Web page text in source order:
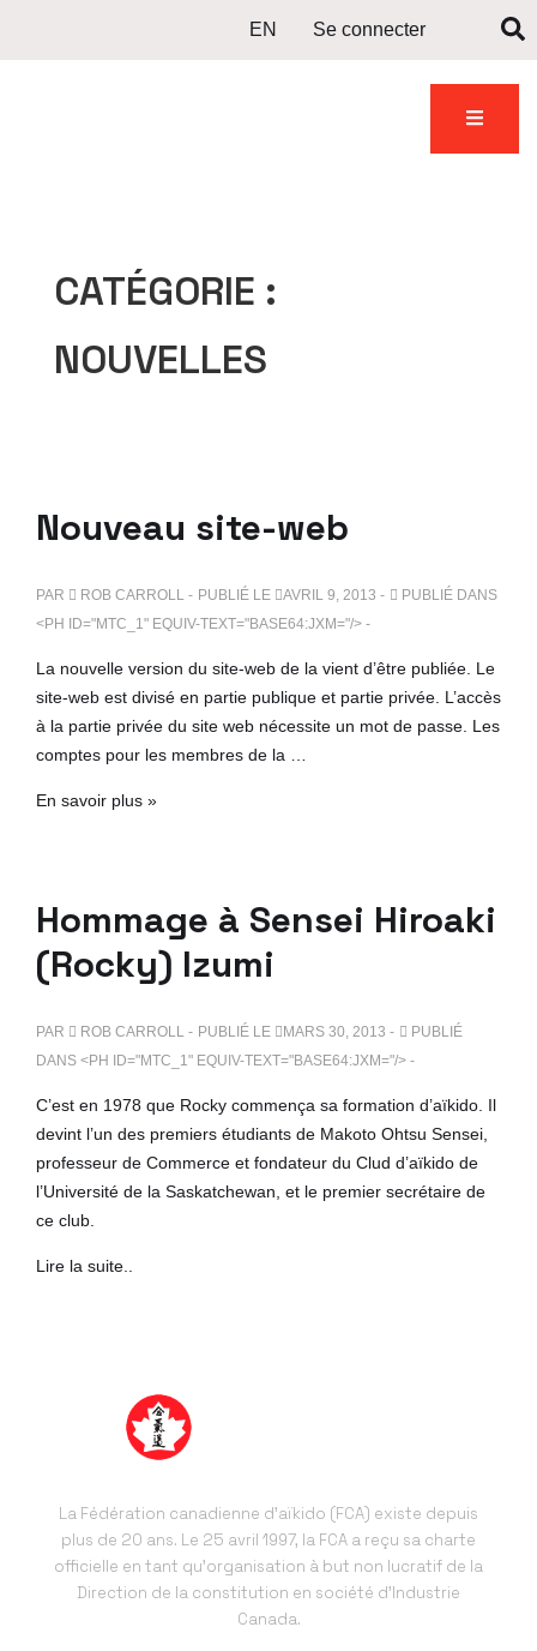
EN Se connecter
CATÉGORIE :
NOUVELLES
Nouveau site-web
PAR ROB CARROLL PUBLIÉ LE AVRIL 9, 2013
PUBLIÉ DANS
<PH ID="MTC_1" EQUIV-TEXT="BASE64:JXM="/>
La nouvelle version du site-web de la vient d’être publiée. Le
site-web est divisé en partie publique et partie privée. L’accès
à la partie privée du site web nécessite un mot de passe. Les
comptes pour les membres de la …
En savoir plus »
Hommage à Sensei Hiroaki
(Rocky) Izumi
PAR ROB CARROLL PUBLIÉ LE MARS 30, 2013
PUBLIÉ
DANS <PH ID="MTC_1" EQUIV-TEXT="BASE64:JXM="/>
C’est en 1978 que Rocky commença sa formation d’aïkido. Il
devint l’un des premiers étudiants de Makoto Ohtsu Sensei,
professeur de Commerce et fondateur du Clud d’aïkido de
l’Université de la Saskatchewan, et le premier secrétaire de
ce club.
Lire la suite..
La Fédération canadienne d’aïkido (FCA) existe depuis
plus de 20 ans. Le 25 avril 1997, la FCA a reçu sa charte
officielle en tant qu’organisation à but non lucratif de la
Direction de la constitution en société d’Industrie
Canada.